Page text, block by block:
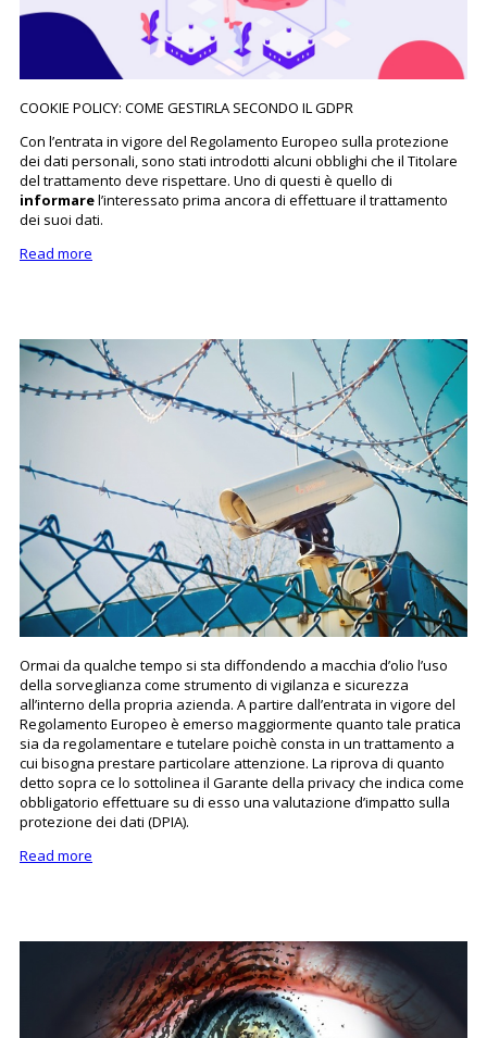
COOKIE POLICY: COME GESTIRLA SECONDO IL GDPR
Con l’entrata in vigore del Regolamento Europeo sulla protezione
dei dati personali, sono stati introdotti alcuni obblighi che il Titolare
del trattamento deve rispettare. Uno di questi è quello di
informarel’interessato prima ancora di effettuare il trattamento
dei suoi dati.
Read more
Ormai da qualche tempo si sta diffondendo a macchia d’olio l’uso
della sorveglianza come strumento di vigilanza e sicurezza
all’interno della propria azienda. A partire dall’entrata in vigore del
Regolamento Europeo è emerso maggiormente quanto tale pratica
sia da regolamentare e tutelare poichè consta in un trattamento a
cui bisogna prestare particolare attenzione. La riprova di quanto
detto sopra ce lo sottolinea il Garante della privacy che indica come
obbligatorio effettuare su di esso una valutazione d’impatto sulla
protezione dei dati (DPIA).
Read more